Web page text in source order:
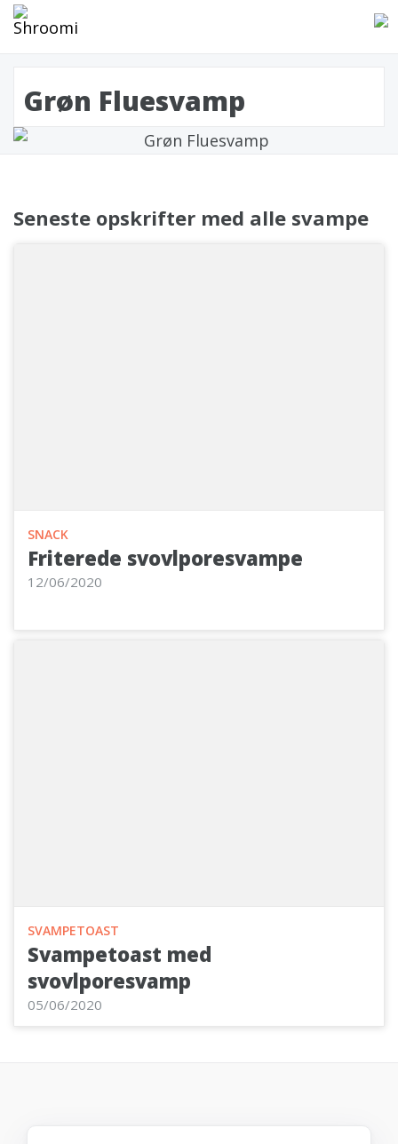
Grøn Fluesvamp
Seneste opskrifter med alle svampe
SNACK
Friterede svovlporesvampe
12/06/2020
SVAMPETOAST
Svampetoast med
svovlporesvamp
05/06/2020